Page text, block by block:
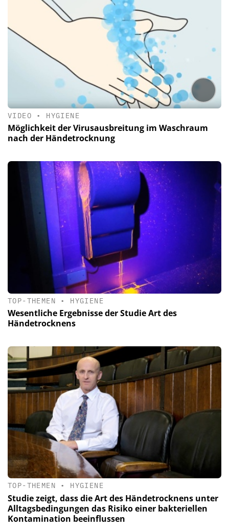
VIDEO • HYGIENE
Möglichkeit der Virusausbreitung im Waschraum
nach der Händetrocknung
TOP-THEMEN • HYGIENE
Wesentliche Ergebnisse der Studie Art des
Händetrocknens
TOP-THEMEN • HYGIENE
Studie zeigt, dass die Art des Händetrocknens unter
Alltagsbedingungen das Risiko einer bakteriellen
Kontamination beeinflussen